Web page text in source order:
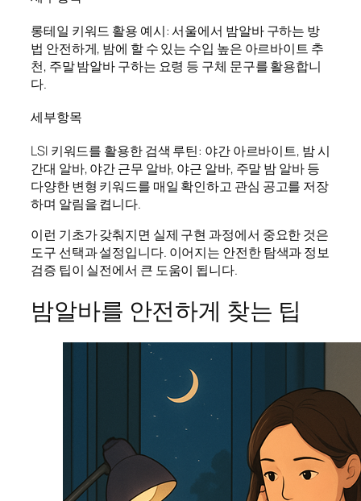
롱테일 키워드 활용 예시: 서울에서 밤알바 구하는 방
법 안전하게, 밤에 할 수 있는 수입 높은 아르바이트 추
천, 주말 밤알바 구하는 요령 등 구체 문구를 활용합니
다.
세부항목
LSI 키워드를 활용한 검색 루틴: 야간 아르바이트, 밤 시
간대 알바, 야간 근무 알바, 야근 알바, 주말 밤 알바 등
다양한 변형 키워드를 매일 확인하고 관심 공고를 저장
하며 알림을 켭니다.
이런 기초가 갖춰지면 실제 구현 과정에서 중요한 것은
도구 선택과 설정입니다. 이어지는 안전한 탐색과 정보
검증 팁이 실전에서 큰 도움이 됩니다.
밤알바를 안전하게 찾는 팁